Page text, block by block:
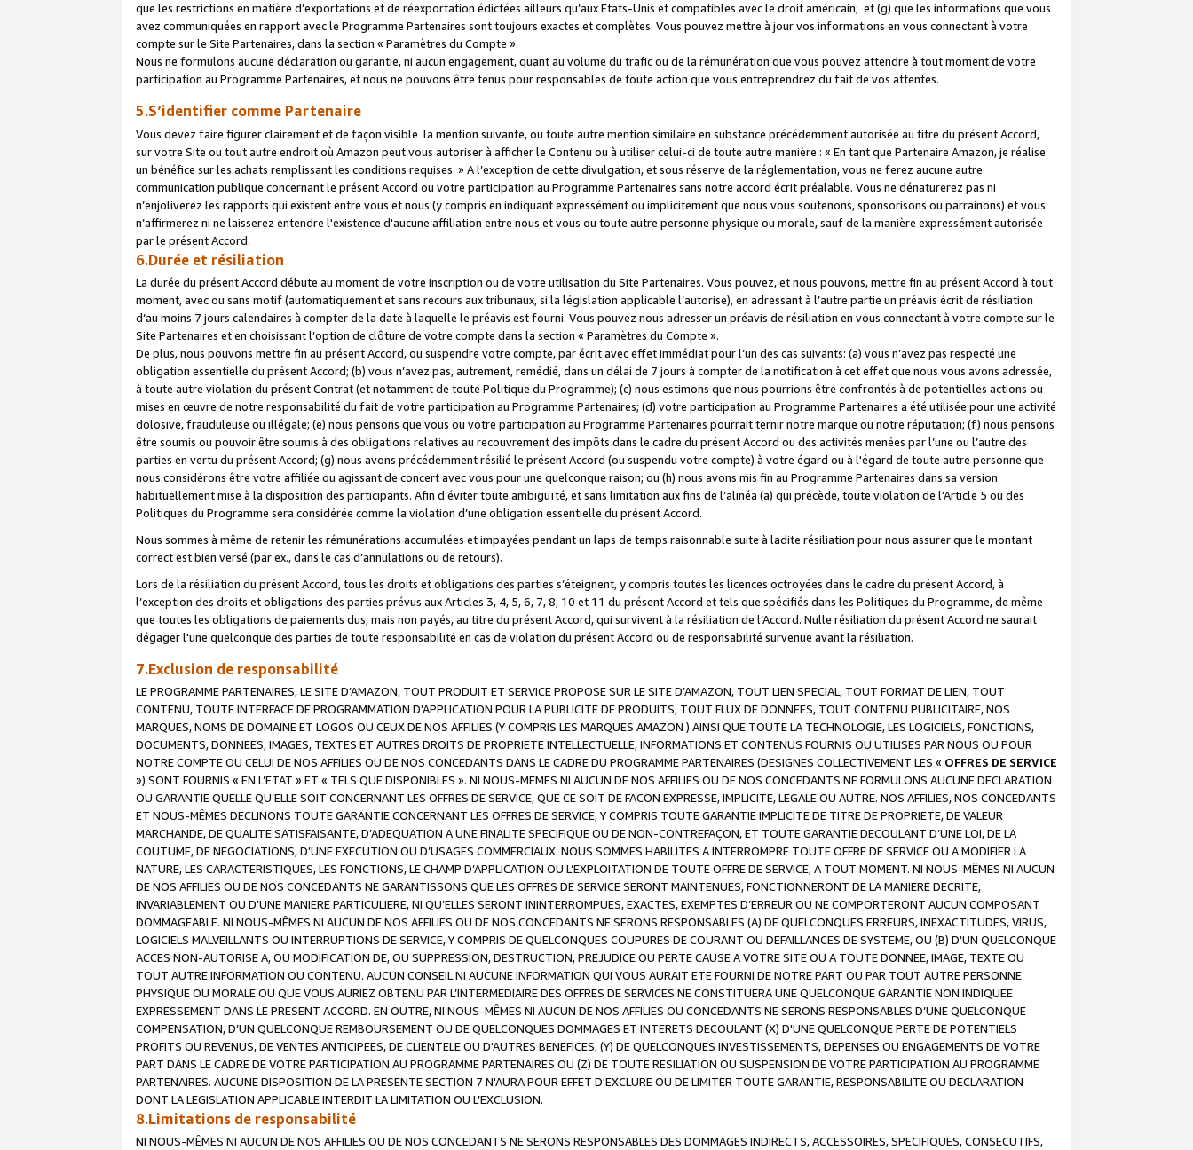
que les restrictions en matière d’exportations et de réexportation édictées ailleurs qu’aux Etats-Unis et compatibles avec le droit américain; et (g) que les informations que vous
avez communiquées en rapport avec le Programme Partenaires sont toujours exactes et complètes. Vous pouvez mettre à jour vos informations en vous connectant à votre
compte sur le Site Partenaires, dans la section « Paramètres du Compte ».
Nous ne formulons aucune déclaration ou garantie, ni aucun engagement, quant au volume du trafic ou de la rémunération que vous pouvez attendre à tout moment de votre
participation au Programme Partenaires, et nous ne pouvons être tenus pour responsables de toute action que vous entreprendrez du fait de vos attentes.
5.S’identifier comme Partenaire
Vous devez faire figurer clairement et de façon visible la mention suivante, ou toute autre mention similaire en substance précédemment autorisée au titre du présent Accord,
sur votre Site ou tout autre endroit où Amazon peut vous autoriser à afficher le Contenu ou à utiliser celui-ci de toute autre manière : « En tant que Partenaire Amazon, je réalise
un bénéfice sur les achats remplissant les conditions requises. » A l’exception de cette divulgation, et sous réserve de la réglementation, vous ne ferez aucune autre
communication publique concernant le présent Accord ou votre participation au Programme Partenaires sans notre accord écrit préalable. Vous ne dénaturerez pas ni
n’enjoliverez les rapports qui existent entre vous et nous (y compris en indiquant expressément ou implicitement que nous vous soutenons, sponsorisons ou parrainons) et vous
n’affirmerez ni ne laisserez entendre l'existence d'aucune affiliation entre nous et vous ou toute autre personne physique ou morale, sauf de la manière expressément autorisée
par le présent Accord.
6.Durée et résiliation
La durée du présent Accord débute au moment de votre inscription ou de votre utilisation du Site Partenaires. Vous pouvez, et nous pouvons, mettre fin au présent Accord à tout
moment, avec ou sans motif (automatiquement et sans recours aux tribunaux, si la législation applicable l’autorise), en adressant à l’autre partie un préavis écrit de résiliation
d’au moins 7 jours calendaires à compter de la date à laquelle le préavis est fourni. Vous pouvez nous adresser un préavis de résiliation en vous connectant à votre compte sur le
Site Partenaires et en choisissant l’option de clôture de votre compte dans la section « Paramètres du Compte ».
De plus, nous pouvons mettre fin au présent Accord, ou suspendre votre compte, par écrit avec effet immédiat pour l’un des cas suivants: (a) vous n’avez pas respecté une
obligation essentielle du présent Accord; (b) vous n’avez pas, autrement, remédié, dans un délai de 7 jours à compter de la notification à cet effet que nous vous avons adressée,
à toute autre violation du présent Contrat (et notamment de toute Politique du Programme); (c) nous estimons que nous pourrions être confrontés à de potentielles actions ou
mises en œuvre de notre responsabilité du fait de votre participation au Programme Partenaires; (d) votre participation au Programme Partenaires a été utilisée pour une activité
dolosive, frauduleuse ou illégale; (e) nous pensons que vous ou votre participation au Programme Partenaires pourrait ternir notre marque ou notre réputation; (f) nous pensons
être soumis ou pouvoir être soumis à des obligations relatives au recouvrement des impôts dans le cadre du présent Accord ou des activités menées par l’une ou l’autre des
parties en vertu du présent Accord; (g) nous avons précédemment résilié le présent Accord (ou suspendu votre compte) à votre égard ou à l'égard de toute autre personne que
nous considérons être votre affiliée ou agissant de concert avec vous pour une quelconque raison; ou (h) nous avons mis fin au Programme Partenaires dans sa version
habituellement mise à la disposition des participants. Afin d’éviter toute ambiguïté, et sans limitation aux fins de l’alinéa (a) qui précède, toute violation de l’Article 5 ou des
Politiques du Programme sera considérée comme la violation d’une obligation essentielle du présent Accord.
Nous sommes à même de retenir les rémunérations accumulées et impayées pendant un laps de temps raisonnable suite à ladite résiliation pour nous assurer que le montant
correct est bien versé (par ex., dans le cas d’annulations ou de retours).
Lors de la résiliation du présent Accord, tous les droits et obligations des parties s’éteignent, y compris toutes les licences octroyées dans le cadre du présent Accord, à
l’exception des droits et obligations des parties prévus aux Articles 3, 4, 5, 6, 7, 8, 10 et 11 du présent Accord et tels que spécifiés dans les Politiques du Programme, de même
que toutes les obligations de paiements dus, mais non payés, au titre du présent Accord, qui survivent à la résiliation de l’Accord. Nulle résiliation du présent Accord ne saurait
dégager l'une quelconque des parties de toute responsabilité en cas de violation du présent Accord ou de responsabilité survenue avant la résiliation.
7.Exclusion de responsabilité
LE PROGRAMME PARTENAIRES, LE SITE D’AMAZON, TOUT PRODUIT ET SERVICE PROPOSE SUR LE SITE D’AMAZON, TOUT LIEN SPECIAL, TOUT FORMAT DE LIEN, TOUT
CONTENU, TOUTE INTERFACE DE PROGRAMMATION D'APPLICATION POUR LA PUBLICITE DE PRODUITS, TOUT FLUX DE DONNEES, TOUT CONTENU PUBLICITAIRE, NOS
MARQUES, NOMS DE DOMAINE ET LOGOS OU CEUX DE NOS AFFILIES (Y COMPRIS LES MARQUES AMAZON ) AINSI QUE TOUTE LA TECHNOLOGIE, LES LOGICIELS, FONCTIONS,
DOCUMENTS, DONNEES, IMAGES, TEXTES ET AUTRES DROITS DE PROPRIETE INTELLECTUELLE, INFORMATIONS ET CONTENUS FOURNIS OU UTILISES PAR NOUS OU POUR
NOTRE COMPTE OU CELUI DE NOS AFFILIES OU DE NOS CONCEDANTS DANS LE CADRE DU PROGRAMME PARTENAIRES (DESIGNES COLLECTIVEMENT LES « OFFRES DE SERVICE
») SONT FOURNIS « EN L’ETAT » ET « TELS QUE DISPONIBLES ». NI NOUS-MEMES NI AUCUN DE NOS AFFILIES OU DE NOS CONCEDANTS NE FORMULONS AUCUNE DECLARATION
OU GARANTIE QUELLE QU’ELLE SOIT CONCERNANT LES OFFRES DE SERVICE, QUE CE SOIT DE FACON EXPRESSE, IMPLICITE, LEGALE OU AUTRE. NOS AFFILIES, NOS CONCEDANTS
ET NOUS-MÊMES DECLINONS TOUTE GARANTIE CONCERNANT LES OFFRES DE SERVICE, Y COMPRIS TOUTE GARANTIE IMPLICITE DE TITRE DE PROPRIETE, DE VALEUR
MARCHANDE, DE QUALITE SATISFAISANTE, D’ADEQUATION A UNE FINALITE SPECIFIQUE OU DE NON-CONTREFAÇON, ET TOUTE GARANTIE DECOULANT D’UNE LOI, DE LA
COUTUME, DE NEGOCIATIONS, D’UNE EXECUTION OU D’USAGES COMMERCIAUX. NOUS SOMMES HABILITES A INTERROMPRE TOUTE OFFRE DE SERVICE OU A MODIFIER LA
NATURE, LES CARACTERISTIQUES, LES FONCTIONS, LE CHAMP D’APPLICATION OU L’EXPLOITATION DE TOUTE OFFRE DE SERVICE, A TOUT MOMENT. NI NOUS-MÊMES NI AUCUN
DE NOS AFFILIES OU DE NOS CONCEDANTS NE GARANTISSONS QUE LES OFFRES DE SERVICE SERONT MAINTENUES, FONCTIONNERONT DE LA MANIERE DECRITE,
INVARIABLEMENT OU D’UNE MANIERE PARTICULIERE, NI QU’ELLES SERONT ININTERROMPUES, EXACTES, EXEMPTES D’ERREUR OU NE COMPORTERONT AUCUN COMPOSANT
DOMMAGEABLE. NI NOUS-MÊMES NI AUCUN DE NOS AFFILIES OU DE NOS CONCEDANTS NE SERONS RESPONSABLES (A) DE QUELCONQUES ERREURS, INEXACTITUDES, VIRUS,
LOGICIELS MALVEILLANTS OU INTERRUPTIONS DE SERVICE, Y COMPRIS DE QUELCONQUES COUPURES DE COURANT OU DEFAILLANCES DE SYSTEME, OU (B) D'UN QUELCONQUE
ACCES NON-AUTORISE A, OU MODIFICATION DE, OU SUPPRESSION, DESTRUCTION, PREJUDICE OU PERTE CAUSE A VOTRE SITE OU A TOUTE DONNEE, IMAGE, TEXTE OU
TOUT AUTRE INFORMATION OU CONTENU. AUCUN CONSEIL NI AUCUNE INFORMATION QUI VOUS AURAIT ETE FOURNI DE NOTRE PART OU PAR TOUT AUTRE PERSONNE
PHYSIQUE OU MORALE OU QUE VOUS AURIEZ OBTENU PAR L’INTERMEDIAIRE DES OFFRES DE SERVICES NE CONSTITUERA UNE QUELCONQUE GARANTIE NON INDIQUEE
EXPRESSEMENT DANS LE PRESENT ACCORD. EN OUTRE, NI NOUS-MÊMES NI AUCUN DE NOS AFFILIES OU CONCEDANTS NE SERONS RESPONSABLES D’UNE QUELCONQUE
COMPENSATION, D’UN QUELCONQUE REMBOURSEMENT OU DE QUELCONQUES DOMMAGES ET INTERETS DECOULANT (X) D'UNE QUELCONQUE PERTE DE POTENTIELS
PROFITS OU REVENUS, DE VENTES ANTICIPEES, DE CLIENTELE OU D'AUTRES BENEFICES, (Y) DE QUELCONQUES INVESTISSEMENTS, DEPENSES OU ENGAGEMENTS DE VOTRE
PART DANS LE CADRE DE VOTRE PARTICIPATION AU PROGRAMME PARTENAIRES OU (Z) DE TOUTE RESILIATION OU SUSPENSION DE VOTRE PARTICIPATION AU PROGRAMME
PARTENAIRES. AUCUNE DISPOSITION DE LA PRESENTE SECTION 7 N'AURA POUR EFFET D'EXCLURE OU DE LIMITER TOUTE GARANTIE, RESPONSABILITE OU DECLARATION
DONT LA LEGISLATION APPLICABLE INTERDIT LA LIMITATION OU L’EXCLUSION.
8.Limitations de responsabilité
NI NOUS-MÊMES NI AUCUN DE NOS AFFILIES OU DE NOS CONCEDANTS NE SERONS RESPONSABLES DES DOMMAGES INDIRECTS, ACCESSOIRES, SPECIFIQUES, CONSECUTIFS,